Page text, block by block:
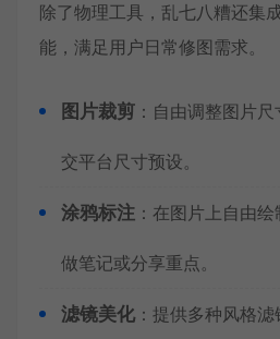
除了物理工具，乱七八糟还集
能，满足用户日常修图需求。
图片裁剪 ：自由调整图片
交平台尺寸预设。
涂鸦标注 ：在图片上自由
做笔记或分享重点。
滤镜美化：提供多种风格滤